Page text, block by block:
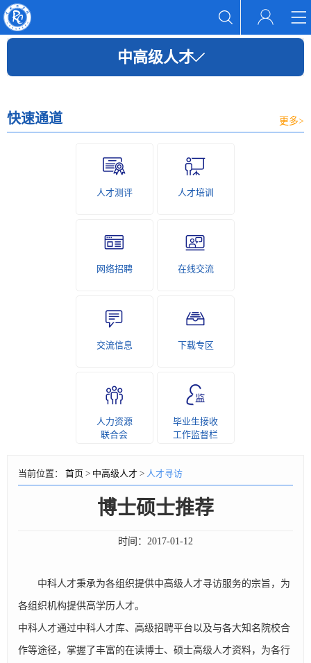
中高级人才
快速通道 更多>
人才测评 人才培训
网络招聘 在线交流
交流信息 下载专区
人力资源
联合会
毕业生接收
工作监督栏
当前位置： 首页 > 中高级人才 > 人才寻访
博士硕士推荐
时间： 2017-01-12
中科人才秉承为各组织提供中高级人才寻访服务的宗旨，为
各组织机构提供高学历人才。
中科人才通过中科人才库、高级招聘平台以及与各大知名院校合
作等途径，掌握了丰富的在读博士、硕士高级人才资料，为各行